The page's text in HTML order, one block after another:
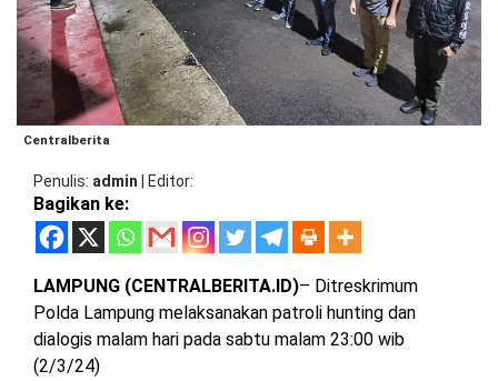
LAMPUNG
SELATAN
LAMPUNG
TENGAH
BARAT
LAMPUNG
LAMPUNG
UTARA
DPRD
TANGGAMUS
DPRD
PRINGSEWU
DPRD
LAMSEL
LAMTENG
DPRD
LAMBAR
Centralberita
Penulis admin | Editor
Bagikan ke:
LAMPUNG (CENTRALBERITA.ID)– Ditreskrimum
Polda Lampung melaksanakan patroli hunting dan
dialogis malam hari pada sabtu malam 23:00 wib
(2/3/24)